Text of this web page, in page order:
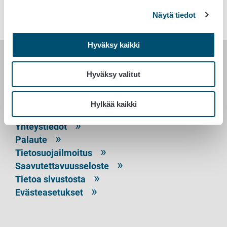
Näytä tiedot
Hyväksy kaikki
Hyväksy valitut
Hylkää kaikki
Rinteeseen (etunimi.sukunimi@ruokavirasto.fi)
PL 100
00027 RUOKAVIRASTO
Yhteystiedot
Palaute
Tietosuojailmoitus
Saavutettavuusseloste
Tietoa sivustosta
Evästeasetukset